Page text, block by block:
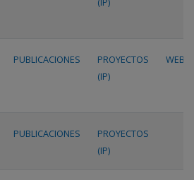
PUBLICACIONES
PROYECTOS
(IP)
WEB
PUBLICACIONES
PROYECTOS
(IP)